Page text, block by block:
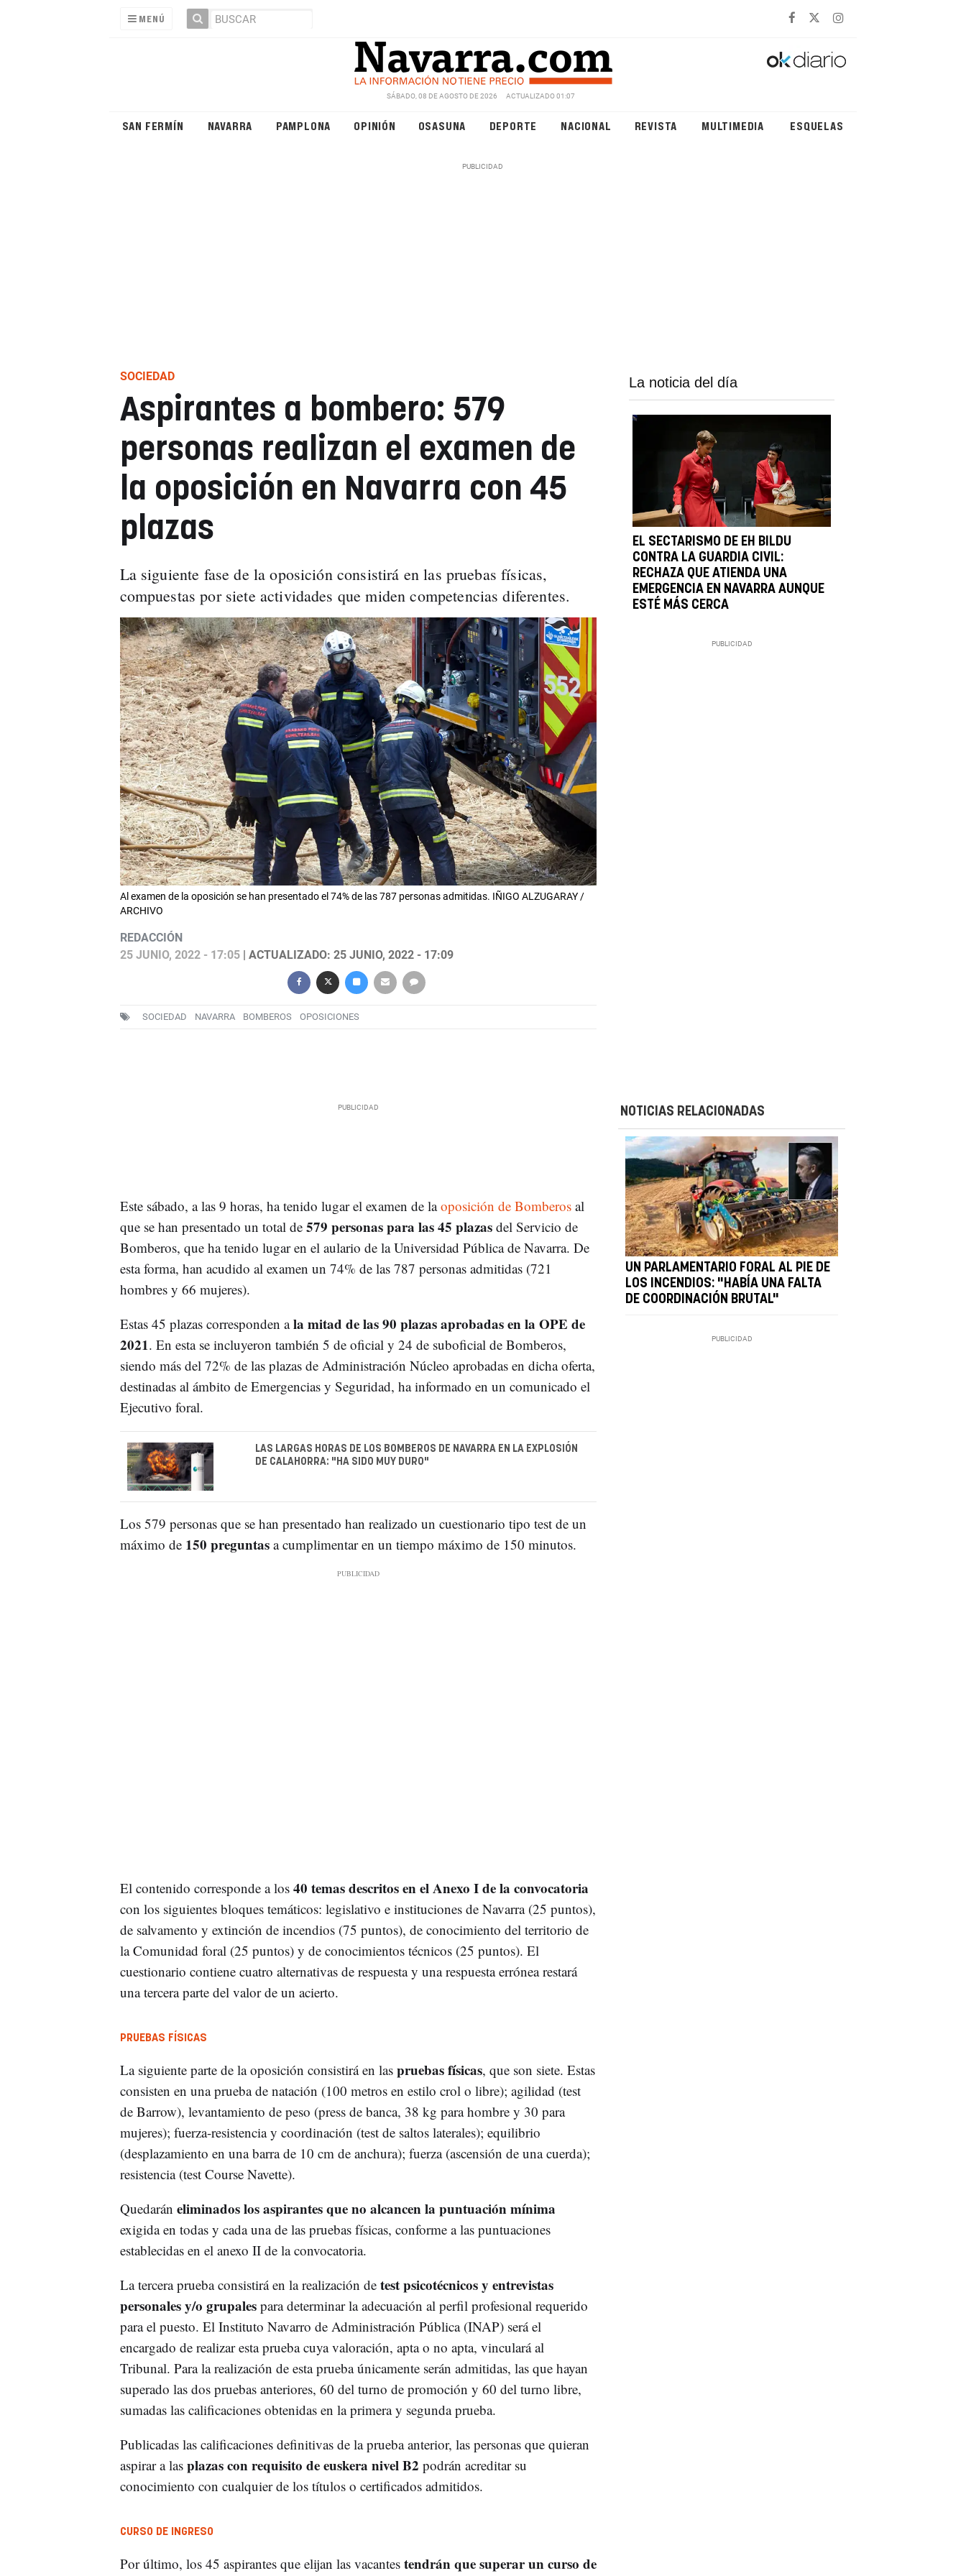
MENÚ
SÁBADO, 08 DE AGOSTO DE 2026 ACTUALIZADO 01:07
SAN FERMÍN NAVARRA PAMPLONA OPINIÓN OSASUNA DEPORTE NACIONAL REVISTA MULTIMEDIA ESQUELAS
SOCIEDAD
Aspirantes a bombero: 579
personas realizan el examen de
la oposición en Navarra con 45
plazas
La siguiente fase de la oposición consistirá en las pruebas físicas,
compuestas por siete actividades que miden competencias diferentes.
Al examen de la oposición se han presentado el 74% de las 787 personas admitidas. IÑIGO ALZUGARAY /
ARCHIVO
REDACCIÓN
25 JUNIO, 2022 - 17:05| ACTUALIZADO: 25 JUNIO, 2022 - 17:09
SOCIEDAD NAVARRA BOMBEROS OPOSICIONES
La noticia del día
EL SECTARISMO DE EH BILDU
CONTRA LA GUARDIA CIVIL:
RECHAZA QUE ATIENDA UNA
EMERGENCIA EN NAVARRA AUNQUE
ESTÉ MÁS CERCA
Este sábado, a las 9 horas, ha tenido lugar el examen de laoposición de Bomberosal
que se han presentado un total de 579 personas para las 45 plazas del Servicio de
Bomberos, que ha tenido lugar en el aulario de la Universidad Pública de Navarra. De
esta forma, han acudido al examen un 74% de las 787 personas admitidas (721
hombres y 66 mujeres).
Estas 45 plazas corresponden ala mitad de las 90 plazas aprobadas en la OPE de
2021. En esta se incluyeron también 5 de oficial y 24 de suboficial de Bomberos,
siendo más del 72% de las plazas de Administración Núcleo aprobadas en dicha oferta,
destinadas al ámbito de Emergencias y Seguridad, ha informado en un comunicado el
Ejecutivo foral.
LAS LARGAS HORAS DE LOS BOMBEROS DE NAVARRA EN LA EXPLOSIÓN
DE CALAHORRA: "HA SIDO MUY DURO"
Los 579 personas que se han presentado han realizado un cuestionario tipo test de un
máximo de150 preguntasa cumplimentar en un tiempo máximo de 150 minutos.
El contenido corresponde a los40 temas descritos en el Anexo I de la convocatoria
con los siguientes bloques temáticos: legislativo e instituciones de Navarra (25 puntos),
de salvamento y extinción de incendios (75 puntos), de conocimiento del territorio de
la Comunidad foral (25 puntos) y de conocimientos técnicos (25 puntos). El
cuestionario contiene cuatro alternativas de respuesta y una respuesta errónea restará
una tercera parte del valor de un acierto.
PRUEBAS FÍSICAS
La siguiente parte de la oposición consistirá en las pruebas físicas, que son siete. Estas
consisten en una prueba de natación (100 metros en estilo crol o libre); agilidad (test
de Barrow), levantamiento de peso (press de banca, 38 kg para hombre y 30 para
mujeres); fuerza-resistencia y coordinación (test de saltos laterales); equilibrio
(desplazamiento en una barra de 10 cm de anchura); fuerza (ascensión de una cuerda);
resistencia (test Course Navette).
Quedarán eliminados los aspirantes que no alcancen la puntuación mínima
exigida en todas y cada una de las pruebas físicas, conforme a las puntuaciones
establecidas en el anexo II de la convocatoria.
La tercera prueba consistirá en la realización de test psicotécnicos y entrevistas
personales y/o grupalespara determinar la adecuación al perfil profesional requerido
para el puesto. El Instituto Navarro de Administración Pública (INAP) será el
encargado de realizar esta prueba cuya valoración, apta o no apta, vinculará al
Tribunal. Para la realización de esta prueba únicamente serán admitidas, las que hayan
superado las dos pruebas anteriores, 60 del turno de promoción y 60 del turno libre,
sumadas las calificaciones obtenidas en la primera y segunda prueba.
Publicadas las calificaciones definitivas de la prueba anterior, las personas que quieran
aspirar a las plazas con requisito de euskera nivel B2 podrán acreditar su
conocimiento con cualquier de los títulos o certificados admitidos.
CURSO DE INGRESO
Por último, los 45 aspirantes que elijan las vacantestendrán que superar un curso de
NOTICIAS RELACIONADAS
UN PARLAMENTARIO FORAL AL PIE DE
LOS INCENDIOS: "HABÍA UNA FALTA
DE COORDINACIÓN BRUTAL"